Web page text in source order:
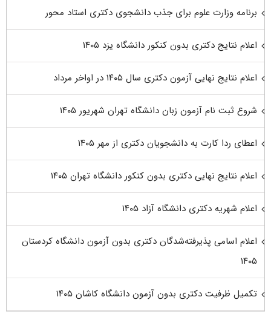
برنامه وزارت علوم برای جذب دانشجوی دکتری استاد محور
اعلام نتایج دکتری بدون کنکور دانشگاه یزد ۱۴۰۵
اعلام نتایج نهایی آزمون دکتری سال ۱۴۰۵ در اواخر مرداد
شروع ثبت نام آزمون زبان دانشگاه تهران شهریور ۱۴۰۵
اعطای ردا کارت به دانشجویان دکتری از مهر ۱۴۰۵
اعلام نتایج نهایی دکتری بدون کنکور دانشگاه تهران ۱۴۰۵
اعلام شهریه دکتری دانشگاه آزاد ۱۴۰۵
اعلام اسامی پذیرفته‌شدگان دکتری بدون آزمون دانشگاه کردستان
۱۴۰۵
تکمیل ظرفیت دکتری بدون آزمون دانشگاه کاشان ۱۴۰۵